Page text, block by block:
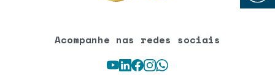
Acompanhe nas redes sociais
Youtube
LinkedIn
Facebook
Instagram
WhatsApp